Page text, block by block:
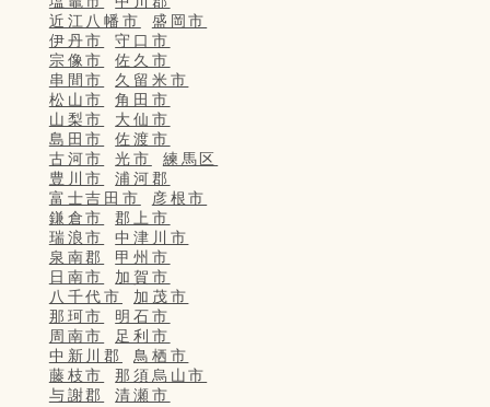
近江八幡市
盛岡市
伊丹市
守口市
宗像市
佐久市
串間市
久留米市
松山市
角田市
山梨市
大仙市
島田市
佐渡市
古河市
光市
練馬区
豊川市
浦河郡
富士吉田市
彦根市
鎌倉市
郡上市
瑞浪市
中津川市
泉南郡
甲州市
日南市
加賀市
八千代市
加茂市
那珂市
明石市
周南市
足利市
中新川郡
鳥栖市
藤枝市
那須烏山市
与謝郡
清瀬市